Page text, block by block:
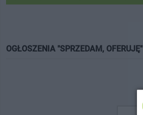
OGŁOSZENIA "SPRZEDAM, OFERUJĘ"